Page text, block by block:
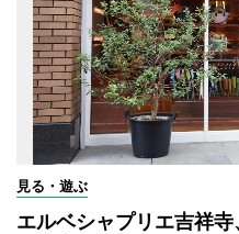
見る・遊ぶ
エルベシャプリエ吉祥